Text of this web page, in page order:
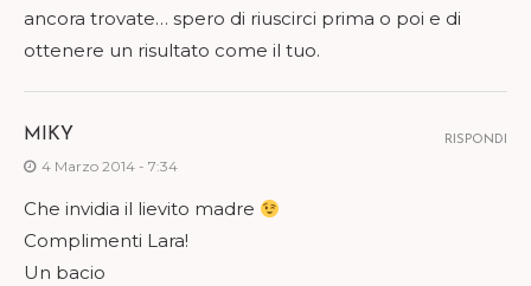
ancora trovate… spero di riuscirci prima o poi e di
ottenere un risultato come il tuo.
MIKY
4 Marzo 2014 - 7:34
Che invidia il lievito madre
Complimenti Lara!
Un bacio
RISPONDI